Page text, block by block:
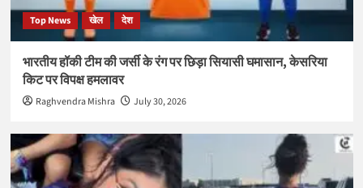
Top News खेल देश
भारतीय हॉकी टीम की जर्सी के रंग पर छिड़ा सियासी घमासान, केसरिया
किट पर विपक्ष हमलावर
Raghvendra Mishra July 30, 2026